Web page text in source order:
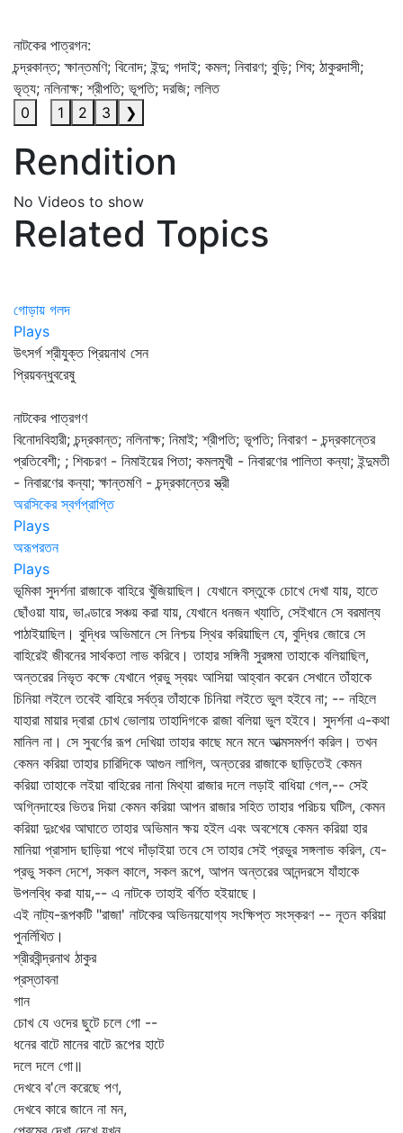
নাটকের পাত্রগন:
চন্দ্রকান্ত; ক্ষান্তমণি; বিনোদ; ইন্দু; গদাই; কমল; নিবারণ; বুড়ি; শিব; ঠাকুরদাসী;
ভৃত্য; নলিনাক্ষ; শ্রীপতি; ভূপতি; দরজি; ললিত
0
1 2 3 ❯
Rendition
No Videos to show
Related Topics
গোড়ায় গলদ
Plays
উৎসর্গ শ্রীযুক্ত প্রিয়নাথ সেন
প্রিয়বন্ধুবরেষু
নাটকের পাত্রগণ
বিনোদবিহারী; চন্দ্রকান্ত; নলিনাক্ষ; নিমাই; শ্রীপতি; ভূপতি; নিবারণ - চন্দ্রকান্তের
প্রতিবেশী; ; শিবচরণ - নিমাইয়ের পিতা; কমলমুখী - নিবারণের পালিতা কন্যা; ইন্দুমতী
- নিবারণের কন্যা; ক্ষান্তমণি - চন্দ্রকান্তের স্ত্রী
অরসিকের স্বর্গপ্রাপ্তি
Plays
অরূপরতন
Plays
ভূমিকা সুদর্শনা রাজাকে বাহিরে খুঁজিয়াছিল। যেখানে বস্তুকে চোখে দেখা যায়, হাতে
ছোঁওয়া যায়, ভাণ্ডারে সঞ্চয় করা যায়, যেখানে ধনজন খ্যাতি, সেইখানে সে বরমাল্য
পাঠাইয়াছিল। বুদ্ধির অভিমানে সে নিশ্চয় স্থির করিয়াছিল যে, বুদ্ধির জোরে সে
বাহিরেই জীবনের সার্থকতা লাভ করিবে। তাহার সঙ্গিনী সুরঙ্গমা তাহাকে বলিয়াছিল,
অন্তরের নিভৃত কক্ষে যেখানে প্রভু স্বয়ং আসিয়া আহ্বান করেন সেখানে তাঁহাকে
চিনিয়া লইলে তবেই বাহিরে সর্বত্র তাঁহাকে চিনিয়া লইতে ভুল হইবে না; -- নহিলে
যাহারা মায়ার দ্বারা চোখ ভোলায় তাহাদিগকে রাজা বলিয়া ভুল হইবে। সুদর্শনা এ-কথা
মানিল না। সে সুবর্ণের রূপ দেখিয়া তাহার কাছে মনে মনে আত্মসমর্পণ করিল। তখন
কেমন করিয়া তাহার চারিদিকে আগুন লাগিল, অন্তরের রাজাকে ছাড়িতেই কেমন
করিয়া তাহাকে লইয়া বাহিরের নানা মিথ্যা রাজার দলে লড়াই বাধিয়া গেল,-- সেই
অগ্নিদাহের ভিতর দিয়া কেমন করিয়া আপন রাজার সহিত তাহার পরিচয় ঘটিল, কেমন
করিয়া দুঃখের আঘাতে তাহার অভিমান ক্ষয় হইল এবং অবশেষে কেমন করিয়া হার
মানিয়া প্রাসাদ ছাড়িয়া পথে দাঁড়াইয়া তবে সে তাহার সেই প্রভুর সঙ্গলাভ করিল, যে-
প্রভু সকল দেশে, সকল কালে, সকল রূপে, আপন অন্তরের আনন্দরসে যাঁহাকে
উপলব্ধি করা যায়,-- এ নাটকে তাহাই বর্ণিত হইয়াছে।
এই নাট্য-রূপকটি "রাজা' নাটকের অভিনয়যোগ্য সংক্ষিপ্ত সংস্করণ -- নূতন করিয়া
পুনর্লিখিত।
শ্রীরবীন্দ্রনাথ ঠাকুর
প্রস্তাবনা
গান
চোখ যে ওদের ছুটে চলে গো --
ধনের বাটে মানের বাটে রূপের হাটে
দলে দলে গো॥
দেখবে ব'লে করেছে পণ,
দেখবে কারে জানে না মন,